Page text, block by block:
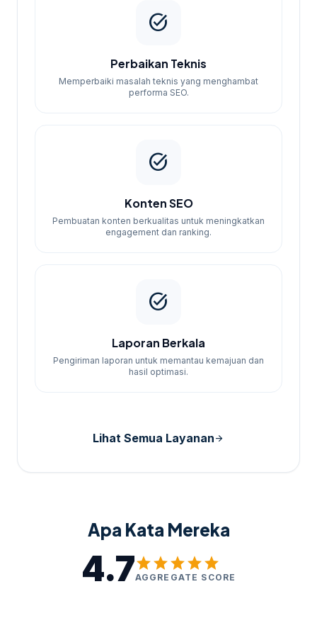
task_alt
Perbaikan Teknis
Memperbaiki masalah teknis yang menghambat
performa SEO.
task_alt
Konten SEO
Pembuatan konten berkualitas untuk meningkatkan
engagement dan ranking.
task_alt
Laporan Berkala
Pengiriman laporan untuk memantau kemajuan dan
hasil optimasi.
Lihat Semua Layananarrow_forward
Apa Kata Mereka
4.7starstarstarstarstar
AGGREGATE SCORE